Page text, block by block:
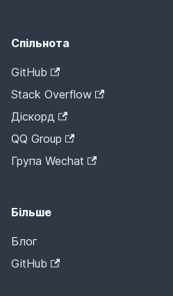
Спільнота
GitHub
Stack Overflow
Діскорд
QQ Group
Група Wechat
Більше
Блог
GitHub